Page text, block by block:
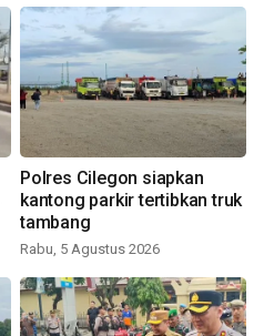
Polres Cilegon siapkan
kantong parkir tertibkan truk
tambang
Rabu, 5 Agustus 2026